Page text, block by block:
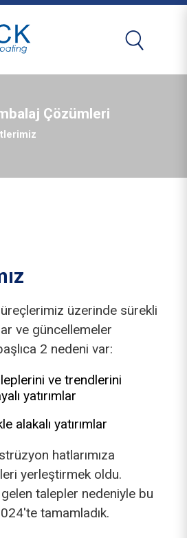
Çözümleri
üzerinde sürekli
ve güncellemeler
2 nedeni var:
ve trendlerini
yatırımlar
alakalı yatırımlar
hatlarımıza
yerleştirmek oldu.
talepler nedeniyle bu
tamamladık.